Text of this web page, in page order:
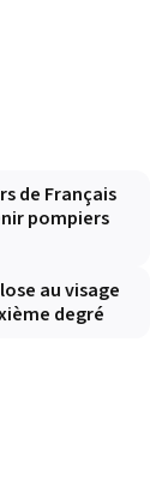
de Français
pompiers
au visage
degré